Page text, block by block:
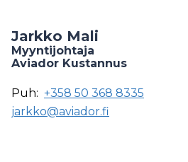
Jarkko Mali
Myyntijohtaja
Aviador Kustannus
Puh: +358 50 368 8335
jarkko@aviador.fi